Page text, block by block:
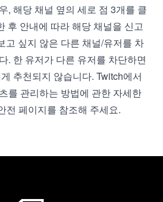
, 해당 채널 옆의 세로 점 3개를 클
후 안내에 따라 해당 채널을 신고
고 싶지 않은 다른 채널/유저를 차
. 한 유저가 다른 유저를 차단하면
추천되지 않습니다. Twitch에서
를 관리하는 방법에 관한 자세한
전 페이지를 참조해 주세요.